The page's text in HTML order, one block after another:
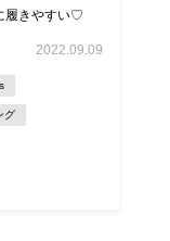
履きやすい♡
2022.09.09
グ